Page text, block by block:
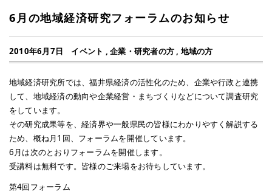
6月の地域経済研究フォーラムのお知らせ
2010年6月7日 イベント ,企業・研究者の方 , 地域の方
地域経済研究所では、福井県経済の活性化のため、企業や行政と連携
して、地域経済の動向や企業経営・まちづくりなどについて調査研究
をしています。
その研究成果等を、経済界や一般県民の皆様にわかりやすく解説する
ため、概ね月1回、フォーラムを開催しています。
6月は次のとおりフォーラムを開催します。
受講料は無料です。皆様のご来場をお待ちしています。
第4回フォーラム